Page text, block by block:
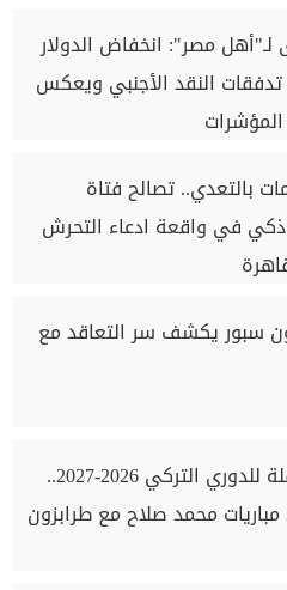
لـ"أهل مصر": انخفاض الدولار
تدفقات النقد الأجنبي ويعكس
بالتعدي.. تصالح فتاة
في واقعة ادعاء التحرش
سبور يكشف سر التعاقد مع
القنوات الناقلة للدوري التركي 2026-2027..
محمد صلاح مع طرابزون